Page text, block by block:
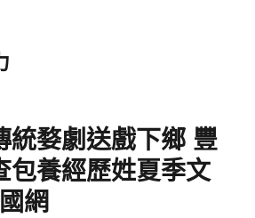
統婺劇送戲下鄉 豐
包養經歷姓夏季文
網